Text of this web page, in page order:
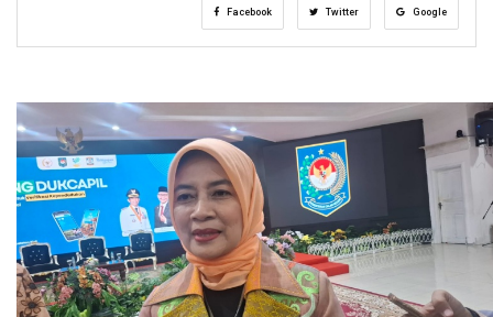
Facebook Twitter Google